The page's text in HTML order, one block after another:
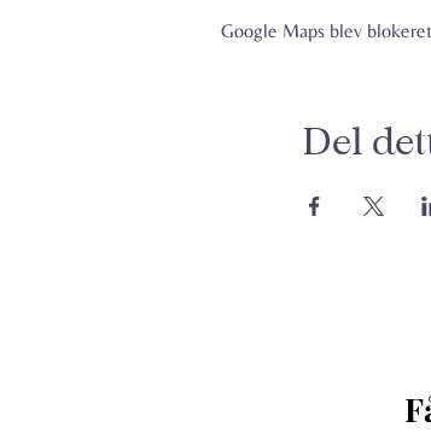
Google Maps blev
Del